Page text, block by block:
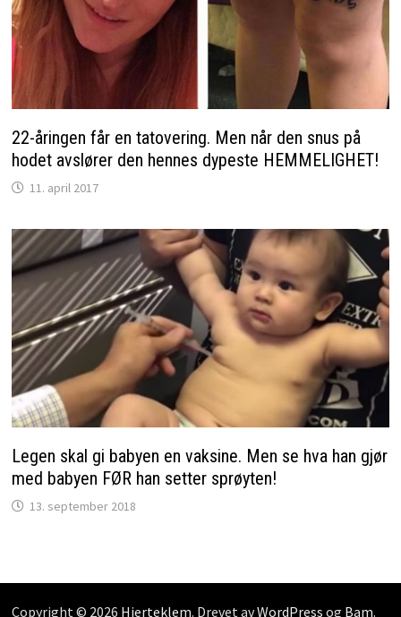
22-åringen får en tatovering. Men når den snus på
hodet avslører den hennes dypeste HEMMELIGHET!
11. april 2017
Legen skal gi babyen en vaksine. Men se hva han gjør
med babyen FØR han setter sprøyten!
13. september 2018
Copyright © 2026 Hjerteklem. Drevet avWordPress og Bam.